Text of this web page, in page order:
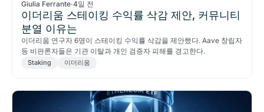
Giulia Ferrante·4일 전
이더리움 스테이킹 수익률 삭감 제안, 커뮤니티
분열 이유는
이더리움 연구자 6명이 스테이킹 수익률 삭감을 제안했다. Aave 창립자
등 비판론자들은 기관 이탈과 개인 검증자 피해를 경고한다.
Staking 이더리움